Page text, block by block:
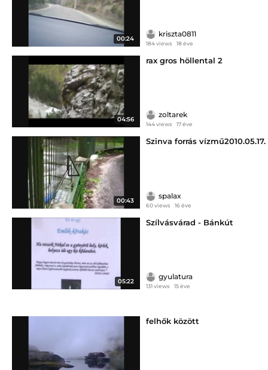
00:24
kriszta0811
184 views 18 éve
04:56
rax gros höllental 2
zoltarek
144 views 17 éve
00:43
Szinva forrás vízmű2010.05.17.
spalax
60 views 16 éve
05:22
Szílvásvárad - Bánkút
gyulatura
131 views 15 éve
felhők között